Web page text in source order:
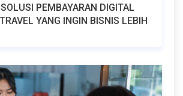
PEMBAYARAN DIGITAL
YANG INGIN BISNIS LEBIH